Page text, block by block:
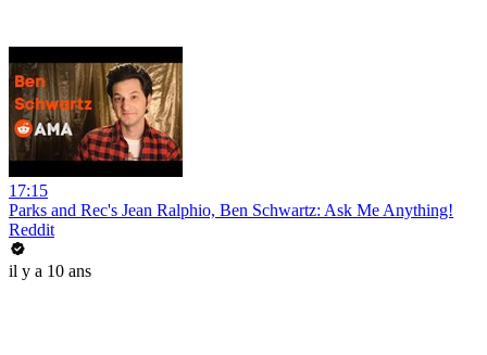
17:15
Parks and Rec's Jean Ralphio, Ben Schwartz: Ask Me Anything!
Reddit
il y a 10 ans